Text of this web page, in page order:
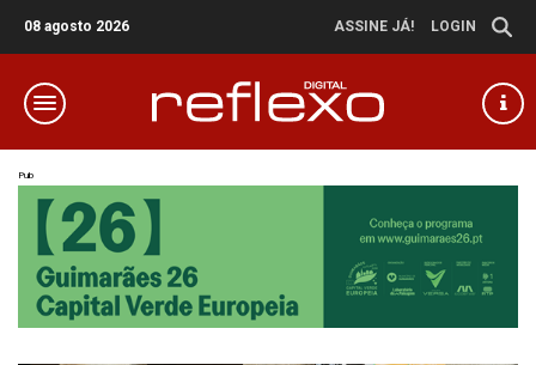
08 agosto 2026 ASSINE JÁ! LOGIN
Pub